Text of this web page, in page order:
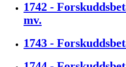
1742 -
mv.
1743 -